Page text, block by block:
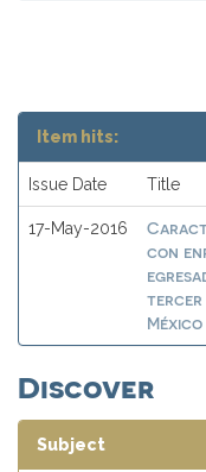
Item hits:
Issue Date Title
17-May-2016
con
tercer
México
Discover
Subject